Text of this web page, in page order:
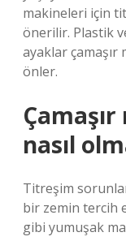
makineleri için
önerilir. Plastik
ayaklar
önler.
nasıl
Titreşim
bir zemin tercih
gibi yumuşak